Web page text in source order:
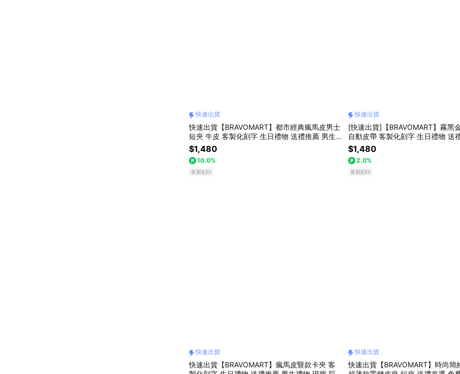
快速出貨
快速出貨【BRAVOMART】都市經典瘋馬皮男士
短夾 牛皮 客製化刻字 生日禮物 送禮推薦 男生
禮物 現貨 巨蟹座 禮物獨家 新品上市 送給男生
真皮皮夾 男友禮物 獅子座
$1,480
10.0%
客製刻印
快速出貨
[快速出貨]【BRAVOMART】霧黑
自動皮帶 客製化刻字 生日禮物 送
物 巨蟹座 禮物獨家 新品上市 送給
帶 上班族禮物 獅子座
$1,480
2.0%
客製刻印
快速出貨
快速出貨【BRAVOMART】瘋馬皮豎款卡夾 客
快速出貨
快速出貨【BRAVOMART】時尚簡